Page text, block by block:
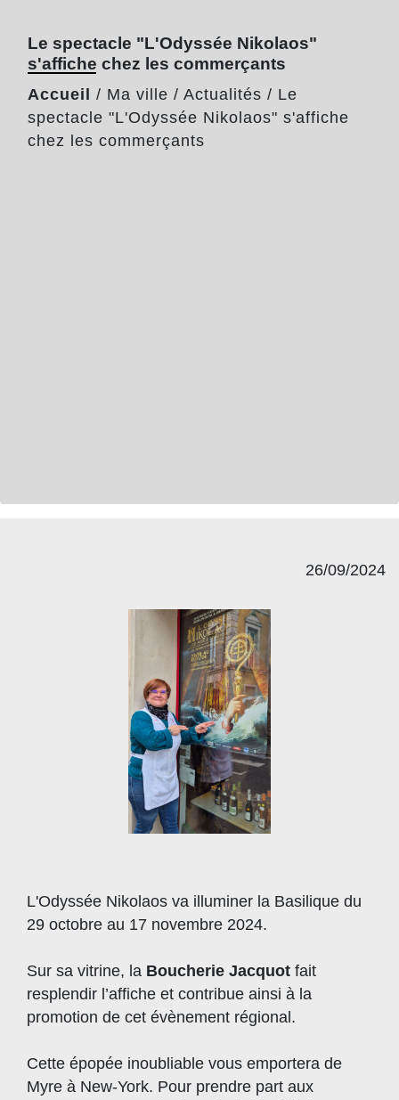
Le spectacle "L'Odyssée Nikolaos"
s'affiche chez les commerçants
Accueil / Ma ville / Actualités / Le
spectacle "L'Odyssée Nikolaos" s'affiche
chez les commerçants
26/09/2024
L'Odyssée Nikolaos va illuminer la Basilique du
29 octobre au 17 novembre 2024.
Sur sa vitrine, la Boucherie Jacquot fait
resplendir l’affiche et contribue ainsi à la
promotion de cet évènement régional.
Cette épopée inoubliable vous emportera de
Myre à New-York. Pour prendre part aux